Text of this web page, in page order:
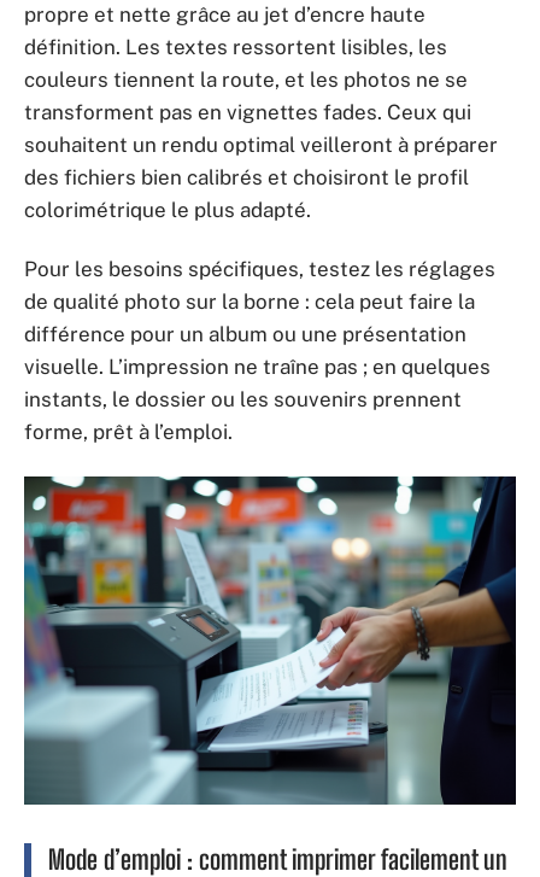
propre et nette grâce au jet d’encre haute
définition. Les textes ressortent lisibles, les
couleurs tiennent la route, et les photos ne se
transforment pas en vignettes fades. Ceux qui
souhaitent un rendu optimal veilleront à préparer
des fichiers bien calibrés et choisiront le profil
colorimétrique le plus adapté.
Pour les besoins spécifiques, testez les réglages
de qualité photo sur la borne : cela peut faire la
différence pour un album ou une présentation
visuelle. L’impression ne traîne pas ; en quelques
instants, le dossier ou les souvenirs prennent
forme, prêt à l’emploi.
Mode d’emploi : comment imprimer facilement un